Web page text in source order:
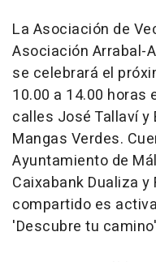
La Asociación de
Asociación Arrabal-
se celebrará el
10.00 a 14.00 horas
calles José Tallaví y
Mangas Verdes.
Ayuntamiento de
Caixabank Dualiza
compartido es
'Descubre tu